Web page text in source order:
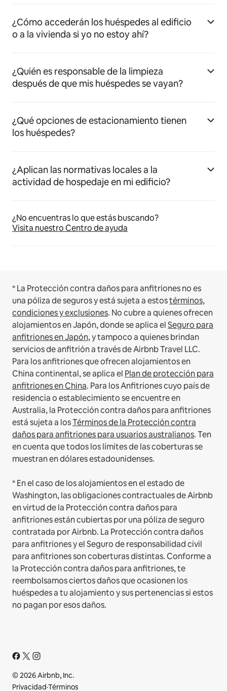
¿Cómo accederán los huéspedes al edificio
o a la vivienda si yo no estoy ahí?
¿Quién es responsable de la limpieza
después de que mis huéspedes se vayan?
¿Qué opciones de estacionamiento tienen
los huéspedes?
¿Aplican las normativas locales a la
actividad de hospedaje en mi edificio?
¿No encuentras lo que estás buscando?
Visita nuestro Centro de ayuda
* La Protección contra daños para anfitriones no es
una póliza de seguros y está sujeta a estostérminos,
condiciones y exclusiones. No cubre a quienes ofrecen
alojamientos en Japón, donde se aplica elSeguro para
anfitriones en Japón, y tampoco a quienes brindan
servicios de anfitrión a través de Airbnb Travel LLC.
Para los anfitriones que ofrecen alojamientos en
China continental, se aplica el Plan de protección para
anfitriones en China. Para los Anfitriones cuyo país de
residencia o establecimiento se encuentre en
Australia, la Protección contra daños para anfitriones
está sujeta a losTérminos de la Protección contra
daños para anfitriones para usuarios australianos. Ten
en cuenta que todos los límites de las coberturas se
muestran en dólares estadounidenses.
* En el caso de los alojamientos en el estado de
Washington, las obligaciones contractuales de Airbnb
en virtud de la Protección contra daños para
anfitriones están cubiertas por una póliza de seguro
contratada por Airbnb. La Protección contra daños
para anfitriones y el Seguro de responsabilidad civil
para anfitriones son coberturas distintas. Conforme a
la Protección contra daños para anfitriones, te
reembolsamos ciertos daños que ocasionen los
huéspedes a tu alojamiento y sus pertenencias si estos
no pagan por esos daños.
© 2026 Airbnb, Inc.
Privacidad·Términos